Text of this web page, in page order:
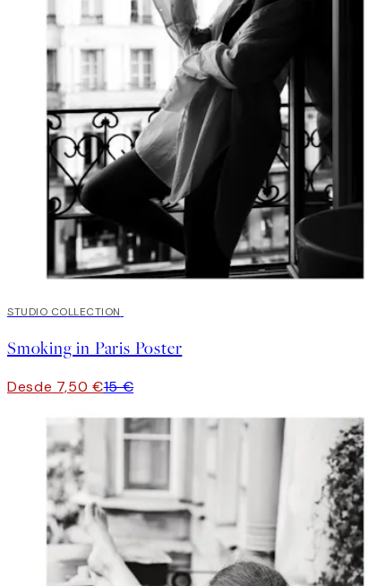
50%*
STUDIO COLLECTION
Smoking in Paris Poster
Desde 7,50 €15 €